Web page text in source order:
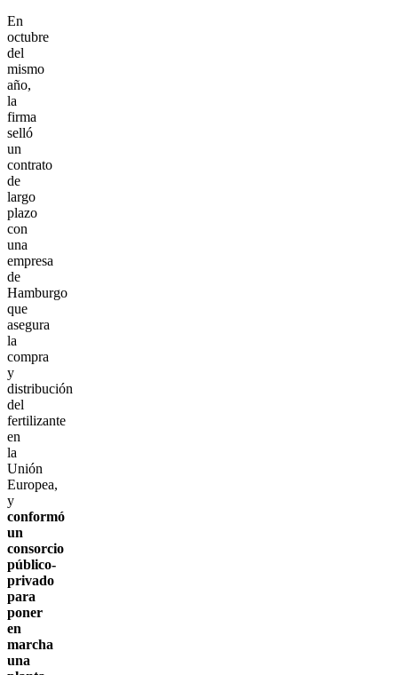
En
octubre
del
mismo
año,
la
firma
selló
un
contrato
de
largo
plazo
con
una
empresa
de
Hamburgo
que
asegura
la
compra
y
distribución
del
fertilizante
en
la
Unión
Europea,
y
conformó
un
consorcio
público-
privado
para
poner
en
marcha
una